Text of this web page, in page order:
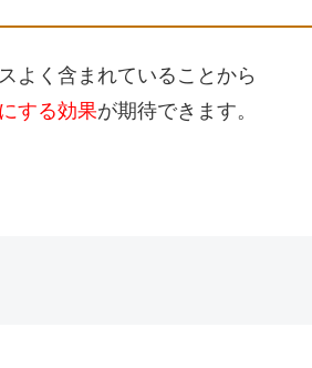
よく含まれていることから
する効果が期待できます。